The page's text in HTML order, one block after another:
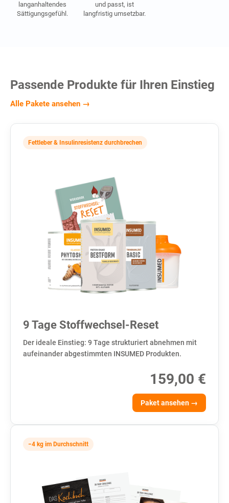
langanhaltendes
Sättigungsgefühl.
und passt, ist
langfristig umsetzbar.
Passende Produkte für Ihren Einstieg
Alle Pakete ansehen →
Fettleber & Insulinresistenz durchbrechen
9 Tage Stoffwechsel-Reset
Der ideale Einstieg: 9 Tage strukturiert abnehmen mit
aufeinander abgestimmten INSUMED Produkten.
159,00 €
Paket ansehen →
−4 kg im Durchschnitt